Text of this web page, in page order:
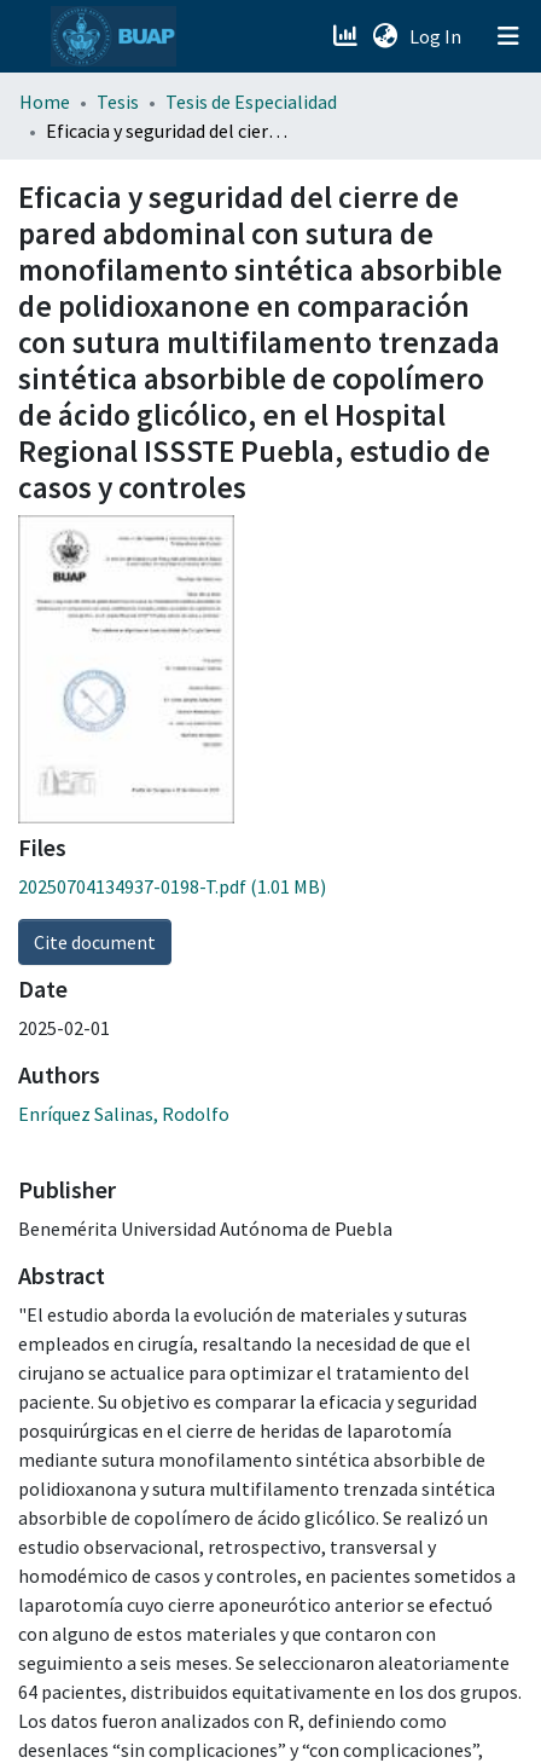
Log In (current)
menu.section.about_menu
Home Tesis
Tesis de Especialidad
Eficacia y seguridad del cierre de pared abdominal con sutura de monofilamento sintética absorbible de polidioxanone en comparación con sutura multifilamento trenzada sintética absorbible de copolímero de ácido glicólico, en el Hospital Regional ISSSTE Puebla, estudio de casos y controles
Eficacia y seguridad del cierre de
pared abdominal con sutura de
monofilamento sintética absorbible
de polidioxanone en comparación
con sutura multifilamento trenzada
sintética absorbible de copolímero
de ácido glicólico, en el Hospital
Regional ISSSTE Puebla, estudio de
casos y controles
Files
20250704134937-0198-T.pdf (1.01 MB)
Cite document
Date
2025-02-01
Authors
Enríquez Salinas, Rodolfo
Publisher
Benemérita Universidad Autónoma de Puebla
Abstract
"El estudio aborda la evolución de materiales y suturas
empleados en cirugía, resaltando la necesidad de que el
cirujano se actualice para optimizar el tratamiento del
paciente. Su objetivo es comparar la eficacia y seguridad
posquirúrgicas en el cierre de heridas de laparotomía
mediante sutura monofilamento sintética absorbible de
polidioxanona y sutura multifilamento trenzada sintética
absorbible de copolímero de ácido glicólico. Se realizó un
estudio observacional, retrospectivo, transversal y
homodémico de casos y controles, en pacientes sometidos a
laparotomía cuyo cierre aponeurótico anterior se efectuó
con alguno de estos materiales y que contaron con
seguimiento a seis meses. Se seleccionaron aleatoriamente
64 pacientes, distribuidos equitativamente en los dos grupos.
Los datos fueron analizados con R, definiendo como
desenlaces “sin complicaciones” y “con complicaciones”,